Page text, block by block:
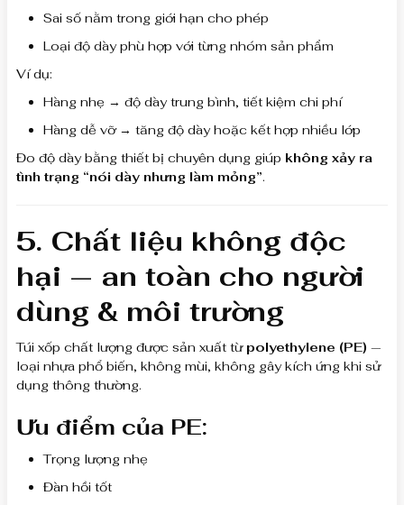
Sai số nằm trong giới hạn cho phép
Loại độ dày phù hợp với từng nhóm sản phẩm
Ví dụ:
Hàng nhẹ → độ dày trung bình, tiết kiệm chi phí
Hàng dễ vỡ → tăng độ dày hoặc kết hợp nhiều lớp
Đo độ dày bằng thiết bị chuyên dụng giúp không xảy ra
tình trạng “nói dày nhưng làm mỏng”.
5. Chất liệu không độc
hại — an toàn cho người
dùng & môi trường
Túi xốp chất lượng được sản xuất từ polyethylene (PE) —
loại nhựa phổ biến, không mùi, không gây kích ứng khi sử
dụng thông thường.
Ưu điểm của PE:
Trọng lượng nhẹ
Đàn hồi tốt